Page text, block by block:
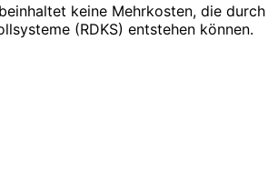
keine Mehrkosten, die durch
(RDKS) entstehen können.